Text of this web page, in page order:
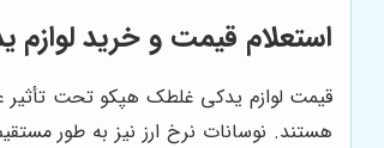
استعلام قیمت و خرید
قیمت لوازم یدکی غلطک هپکو تحت تأثیر
هستند. نوسانات نرخ ارز نیز به طور